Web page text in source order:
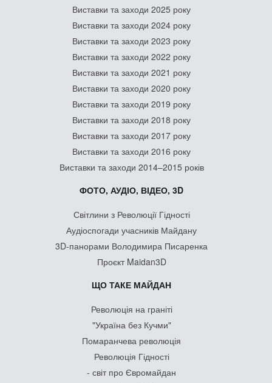
Виставки та заходи 2025 року
Виставки та заходи 2024 року
Виставки та заходи 2023 року
Виставки та заходи 2022 року
Виставки та заходи 2021 року
Виставки та заходи 2020 року
Виставки та заходи 2019 року
Виставки та заходи 2018 року
Виставки та заходи 2017 року
Виставки та заходи 2016 року
Виставки та заходи 2014–2015 років
ФОТО, АУДІО, ВІДЕО, 3D
Світлини з Революції Гідності
Аудіоспогади учасників Майдану
3D-панорами Володимира Писаренка
Проєкт Maidan3D
ЩО ТАКЕ МАЙДАН
Революція на граніті
"Україна без Кучми"
Помаранчева революція
Революція Гідності
- світ про Євромайдан